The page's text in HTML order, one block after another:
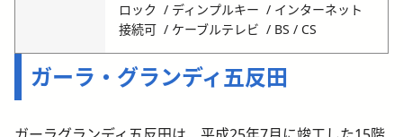
ロック
ディンプルキー
インターネット
接続可
ケーブルテレビ BS / CS
ガーラ・グランディ五反田